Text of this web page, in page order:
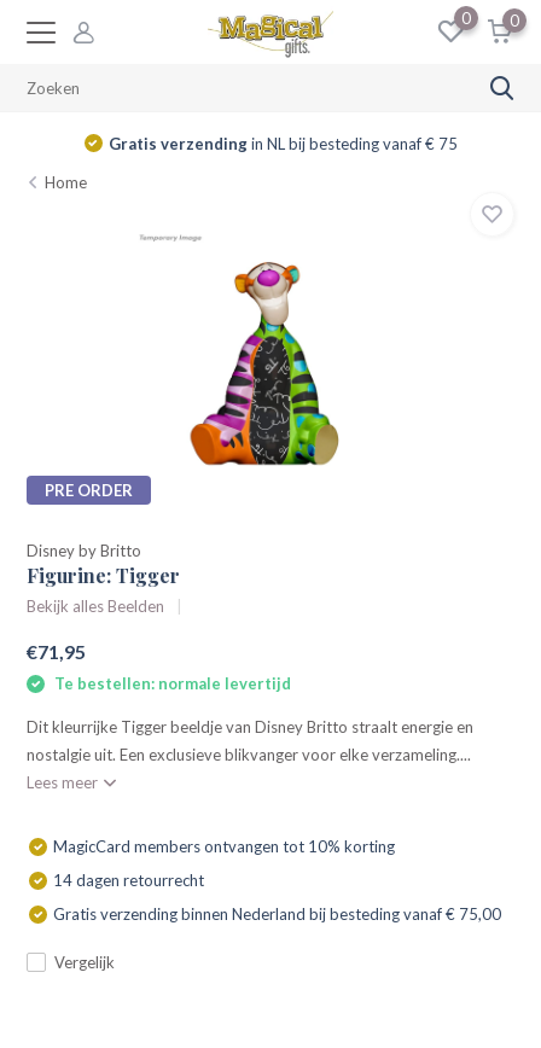
0 0
Gratis verzendingin NL bij besteding vanaf € 75
Home
PRE ORDER
Disney by Britto
Figurine: Tigger
Bekijk alles Beelden
€71,95
Te bestellen: normale levertijd
Dit kleurrijke Tigger beeldje van Disney Britto straalt energie en
nostalgie uit. Een exclusieve blikvanger voor elke verzameling....
Lees meer
MagicCard members ontvangen tot 10% korting
14 dagen retourrecht
Gratis verzending binnen Nederland bij besteding vanaf € 75,00
Vergelijk